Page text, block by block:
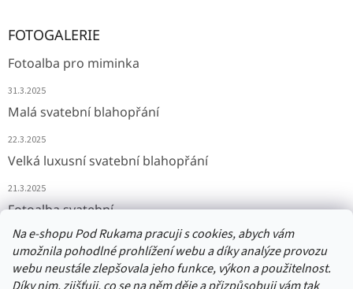
Na e-shopu Pod Rukama pracuji s cookies, abych vám
umožnila pohodlné prohlížení webu a díky analýze provozu
webu neustále zlepšovala jeho funkce, výkon a použitelnost.
FOTOGALERIE
Fotoalba pro miminka
31.3.2025
Malá svatební blahopřání
22.3.2025
Velká luxusní svatební blahopřání
21.3.2025
Fotoalba svatební
11.3.2025